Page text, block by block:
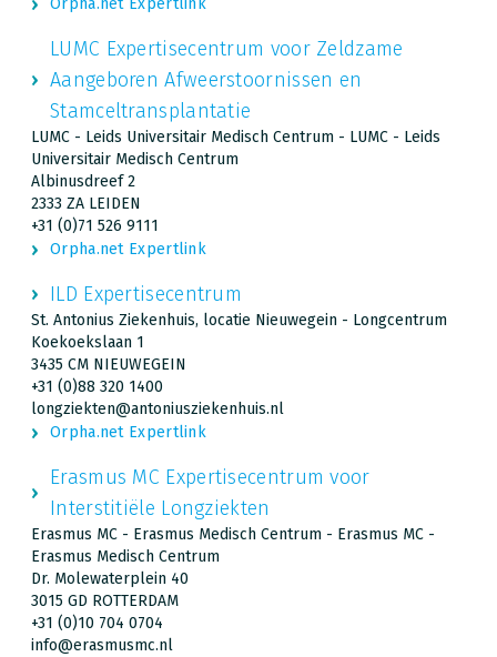
LUMC Expertisecentrum voor Zeldzame
Aangeboren Afweerstoornissen en
Stamceltransplantatie
LUMC - Leids Universitair Medisch Centrum - LUMC - Leids
Universitair Medisch Centrum
Albinusdreef 2
2333 ZA LEIDEN
+31 (0)71 526 9111
Orpha.net Expertlink
ILD Expertisecentrum
St. Antonius Ziekenhuis, locatie Nieuwegein - Longcentrum
Koekoekslaan 1
3435 CM NIEUWEGEIN
+31 (0)88 320 1400
longziekten@antoniusziekenhuis.nl
Orpha.net Expertlink
Erasmus MC Expertisecentrum voor
Interstitiële Longziekten
Erasmus MC - Erasmus Medisch Centrum - Erasmus MC -
Erasmus Medisch Centrum
Dr. Molewaterplein 40
3015 GD ROTTERDAM
+31 (0)10 704 0704
info@erasmusmc.nl